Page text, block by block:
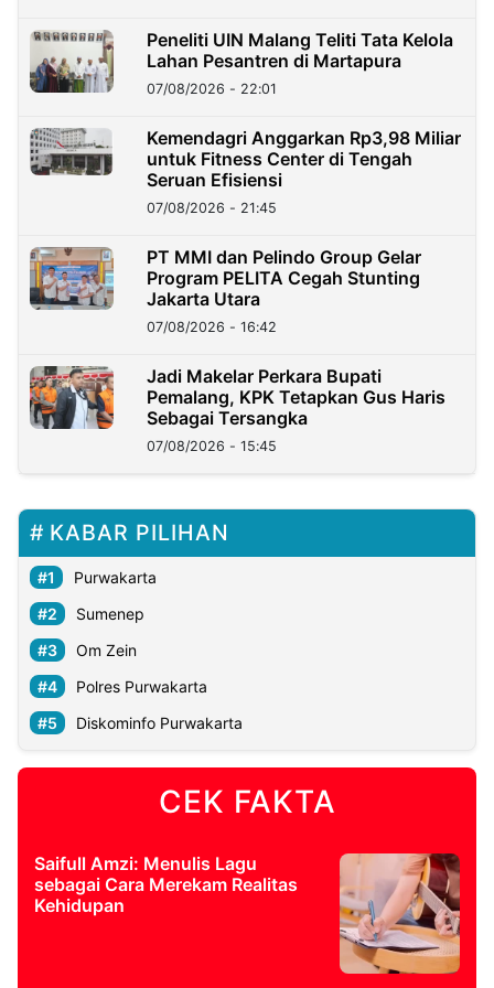
Peneliti UIN Malang Teliti Tata Kelola
Lahan Pesantren di Martapura
07/08/2026 - 22:01
Kemendagri Anggarkan Rp3,98 Miliar
untuk Fitness Center di Tengah
Seruan Efisiensi
07/08/2026 - 21:45
PT MMI dan Pelindo Group Gelar
Program PELITA Cegah Stunting
Jakarta Utara
07/08/2026 - 16:42
Jadi Makelar Perkara Bupati
Pemalang, KPK Tetapkan Gus Haris
Sebagai Tersangka
07/08/2026 - 15:45
KABAR PILIHAN
Purwakarta
Sumenep
Om Zein
Polres Purwakarta
Diskominfo Purwakarta
CEK FAKTA
Saifull Amzi: Menulis Lagu
sebagai Cara Merekam Realitas
Kehidupan